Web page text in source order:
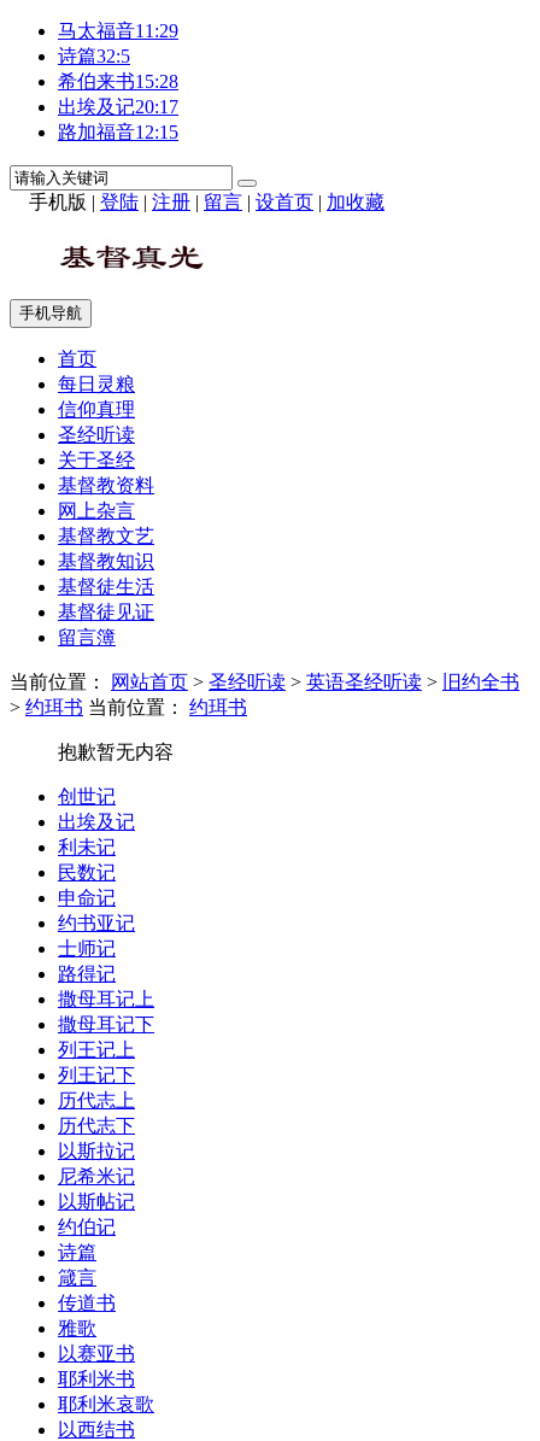
马太福音11:29
诗篇32:5
希伯来书15:28
出埃及记20:17
路加福音12:15
手机版 | 登陆 | 注册 | 留言 | 设首页 | 加收藏
手机导航
首页
每日灵粮
信仰真理
圣经听读
关于圣经
基督教资料
网上杂言
基督教文艺
基督教知识
基督徒生活
基督徒见证
留言簿
当前位置： 网站首页 > 圣经听读 > 英语圣经听读 >
旧约全书
> 约珥书 当前位置： 约珥书
抱歉暂无内容
创世记
出埃及记
利未记
民数记
申命记
约书亚记
士师记
路得记
撒母耳记上
撒母耳记下
列王记上
列王记下
历代志上
历代志下
以斯拉记
尼希米记
以斯帖记
约伯记
诗篇
箴言
传道书
雅歌
以赛亚书
耶利米书
耶利米哀歌
以西结书